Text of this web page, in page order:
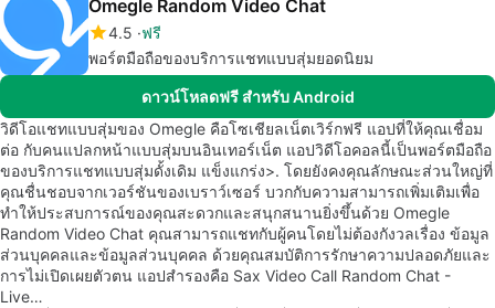
Omegle Random Video Chat
4.5 ฟรี
พอร์ตมือถือของบริการแชทแบบสุ่มยอดนิยม
ดาวน์โหลดฟรี สำหรับ Android
วิดีโอแชทแบบสุ่มของ Omegle คือโซเชียลเน็ตเวิร์กฟรี แอปที่ให้คุณเชื่อม
ต่อ กับคนแปลกหน้าแบบสุ่มบนอินเทอร์เน็ต แอปวิดีโอคอลนี้เป็นพอร์ตมือถือ
ของบริการแชทแบบสุ่มดั้งเดิม แข็งแกร่ง>. โดยยังคงคุณลักษณะส่วนใหญ่ที่
คุณชื่นชอบจากเวอร์ชันของเบราว์เซอร์ บวกกับความสามารถเพิ่มเติมเพื่อ
ทำให้ประสบการณ์ของคุณสะดวกและสนุกสนานยิ่งขึ้นด้วย Omegle
Random Video Chat คุณสามารถแชทกับผู้คนโดยไม่ต้องกังวลเรื่อง ข้อมูล
ส่วนบุคคลและข้อมูลส่วนบุคคล ด้วยคุณสมบัติการรักษาความปลอดภัยและ
การไม่เปิดเผยตัวตน แอปสำรองคือ Sax Video Call Random Chat -
Live…